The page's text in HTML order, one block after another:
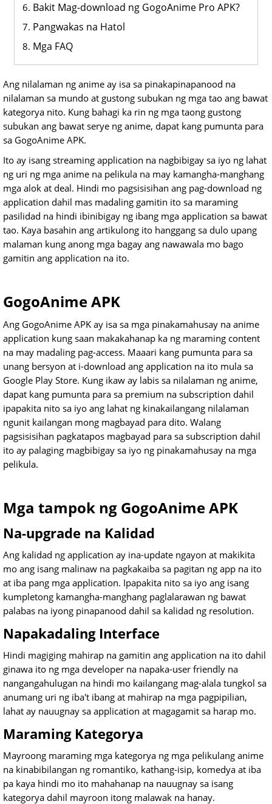
Bakit Mag-download ng GogoAnime Pro APK?
Pangwakas na Hatol
Mga FAQ
Ang nilalaman ng anime ay isa sa pinakapinapanood na
nilalaman sa mundo at gustong subukan ng mga tao ang bawat
kategorya nito. Kung bahagi ka rin ng mga taong gustong
subukan ang bawat serye ng anime, dapat kang pumunta para
sa GogoAnime APK.
Ito ay isang streaming application na nagbibigay sa iyo ng lahat
ng uri ng mga anime na pelikula na may kamangha-manghang
mga alok at deal. Hindi mo pagsisisihan ang pag-download ng
application dahil mas madaling gamitin ito sa maraming
pasilidad na hindi ibinibigay ng ibang mga application sa bawat
tao. Kaya basahin ang artikulong ito hanggang sa dulo upang
malaman kung anong mga bagay ang nawawala mo bago
gamitin ang application na ito.
GogoAnime APK
Ang GogoAnime APK ay isa sa mga pinakamahusay na anime
application kung saan makakahanap ka ng maraming content
na may madaling pag-access. Maaari kang pumunta para sa
unang bersyon at i-download ang application na ito mula sa
Google Play Store. Kung ikaw ay labis sa nilalaman ng anime,
dapat kang pumunta para sa premium na subscription dahil
ipapakita nito sa iyo ang lahat ng kinakailangang nilalaman
ngunit kailangan mong magbayad para dito. Walang
pagsisisihan pagkatapos magbayad para sa subscription dahil
ito ay palaging magbibigay sa iyo ng pinakamahusay na mga
pelikula.
Mga tampok ng GogoAnime APK
Na-upgrade na Kalidad
Ang kalidad ng application ay ina-update ngayon at makikita
mo ang isang malinaw na pagkakaiba sa pagitan ng app na ito
at iba pang mga application. Ipapakita nito sa iyo ang isang
kumpletong kamangha-manghang paglalarawan ng bawat
palabas na iyong pinapanood dahil sa kalidad ng resolution.
Napakadaling Interface
Hindi magiging mahirap na gamitin ang application na ito dahil
ginawa ito ng mga developer na napaka-user friendly na
nangangahulugan na hindi mo kailangang mag-alala tungkol sa
anumang uri ng iba't ibang at mahirap na mga pagpipilian,
lahat ay nauugnay sa application at magagamit sa harap mo.
Maraming Kategorya
Mayroong maraming mga kategorya ng mga pelikulang anime
na kinabibilangan ng romantiko, kathang-isip, komedya at iba
pa kaya hindi mo ito mahahanap na nauugnay sa isang
kategorya dahil mayroon itong malawak na hanay.